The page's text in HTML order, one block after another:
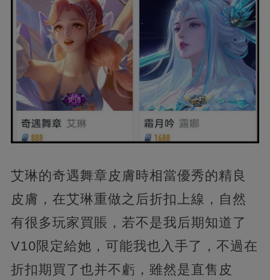
艾琳的奇遇舞章皮膚時相當優秀的精良
皮膚，在艾琳重做之后折扣上線，自然
有很多玩家買賬，若不是我后期知道了
V10限定給她，可能我也入手了，不過在
折扣期買了也并不虧，雖然是直售皮